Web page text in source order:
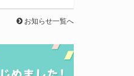
お知らせ一覧へ